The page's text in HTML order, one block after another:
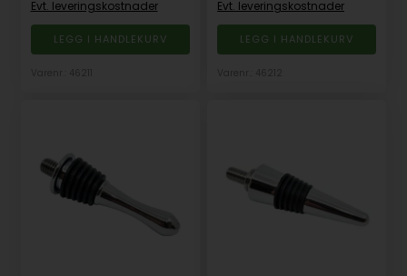
Evt. leveringskostnader Evt. leveringskostnader